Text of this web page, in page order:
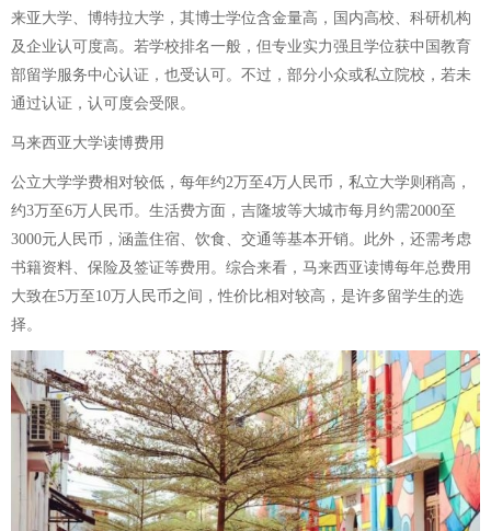
来亚大学、博特拉大学，其博士学位含金量高，国内高校、科研机构
及企业认可度高。若学校排名一般，但专业实力强且学位获中国教育
部留学服务中心认证，也受认可。不过，部分小众或私立院校，若未
通过认证，认可度会受限。
马来西亚大学读博费用
公立大学学费相对较低，每年约2万至4万人民币，私立大学则稍高，
约3万至6万人民币。生活费方面，吉隆坡等大城市每月约需2000至
3000元人民币，涵盖住宿、饮食、交通等基本开销。此外，还需考虑
书籍资料、保险及签证等费用。综合来看，马来西亚读博每年总费用
大致在5万至10万人民币之间，性价比相对较高，是许多留学生的选
择。